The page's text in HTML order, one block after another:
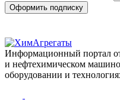
Оформить подписку
Информационный портал
и нефтехимическом
оборудовании и